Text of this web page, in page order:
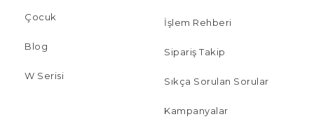
Çocuk
Blog
W Serisi
İşlem Rehberi
Sipariş Takip
Sıkça Sorulan Sorular
Kampanyalar